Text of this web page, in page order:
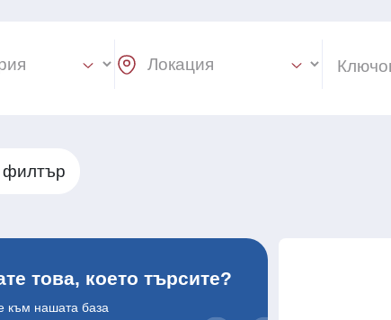
Location Select
това, което търсите?
към нашата база